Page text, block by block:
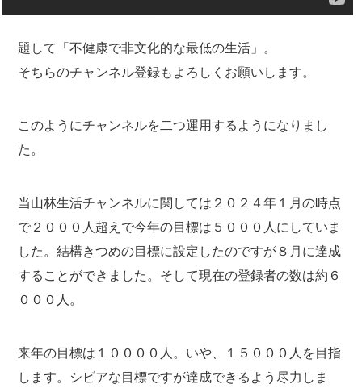
題して「不健康で非文化的な最低の生活」。
そちらのチャンネル登録もよろしくお願いします。
このようにチャンネルを二つ運用するようになりまし
た。
当山林生活チャンネルに関しては２０２４年１月の時点
で２０００人超えで今年の目標は５０００人にしていま
した。結構きつめの目標に設定したのですが８月に達成
することができました。そして現在の登録者の数は約６
０００人。
来年の目標は１００００人。いや、１５０００人を目指
します。シビアな目標ですが達成できるよう尽力しま